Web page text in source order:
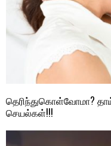
தெரிந்துகொள்வோமா?
செயல்கள்!!!